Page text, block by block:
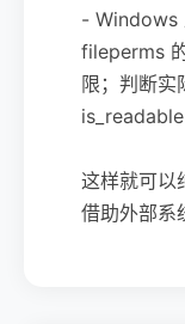
- Windows
fileperms
限；判断实
这样就可以
借助外部系